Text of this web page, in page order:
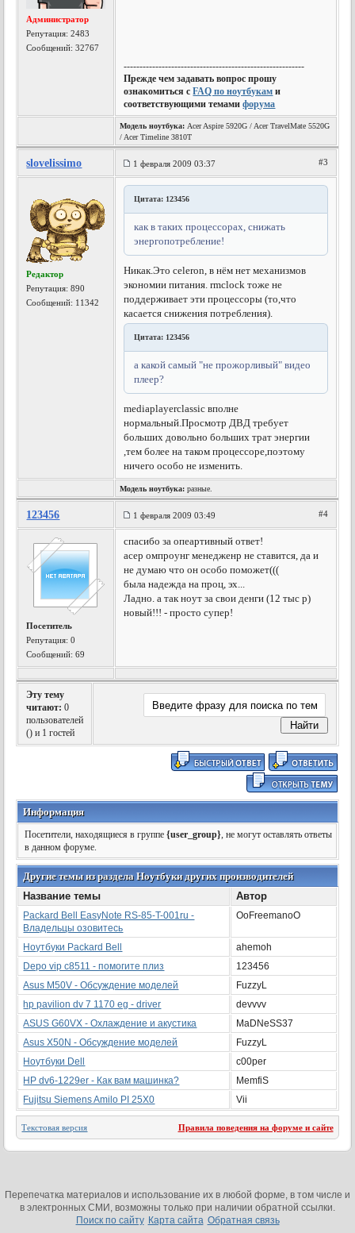
Администратор
Репутация:2483
Сообщений: 32767
---------------------------------------------------------
Прежде чем задавать вопрос прошу
ознакомиться сFAQ по ноутбукам и
соответствующими темамифорума
Модель ноутбука: Acer Aspire 5920G / Acer TravelMate 5520G
/ Acer Timeline 3810T
slovelissimo 1 февраля 2009 03:37 #3
Редактор
Репутация:890
Сообщений: 11342
Цитата: 123456
как в таких процессорах, снижать
энергопотребление!
Никак.Это celeron, в нём нет механизмов
экономии питания. rmclock тоже не
поддерживает эти процессоры (то,что
касается снижения потребления).
Цитата: 123456
а какой самый "не прожорливый" видео
плеер?
mediaplayerclassic вполне
нормальный.Просмотр ДВД требует
больших довольно больших трат энергии
,тем более на таком процессоре,поэтому
ничего особо не изменить.
Модель ноутбука: разные.
123456 1 февраля 2009 03:49 #4
Посетитель
Репутация:0
Сообщений: 69
спасибо за опеартивный ответ!
асер омпроунг менедженр не ставится, да и
не думаю что он особо поможет(((
была надежда на проц, эх...
Ладно. а так ноут за свои денги (12 тыс р)
новый!!! - просто супер!
Эту тему
читают: 0
пользователей
() и 1 гостей
Информация
Посетители, находящиеся в группе{user_group}, не могут оставлять ответы
в данном форуме.
Другие темы из раздела Ноутбуки других производителей
Название темы
Автор
Packard Bell EasyNote RS-85-T-001ru -
Владельцы озовитесь
OoFreemanoO
Ноутбуки Packard Bell
ahemoh
Depo vip c8511 - помогите плиз
123456
Asus M50V - Обсуждение моделей
FuzzyL
hp pavilion dv 7 1170 eg - driver
devvvv
ASUS G60VX - Охлаждение и акустика
MaDNeSS37
Asus X50N - Обсуждение моделей
FuzzyL
Ноутбуки Dell
c00per
HP dv6-1229er - Как вам машинка?
MemfiS
Fujitsu Siemens Amilo PI 25X0
Vii
Текстовая версия Правила поведения на форуме и сайте
Перепечатка материалов и использование их в любой форме, в том числе и
в электронных СМИ, возможны только при наличии обратной ссылки.
Поиск по сайту Карта сайта Обратная связь